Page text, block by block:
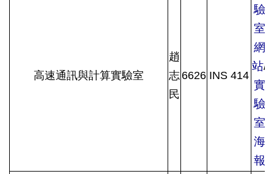
高速通訊與計算實驗室
趙
志
民
6626 INS 414
驗
室
網
站/
實
驗
室
海
報